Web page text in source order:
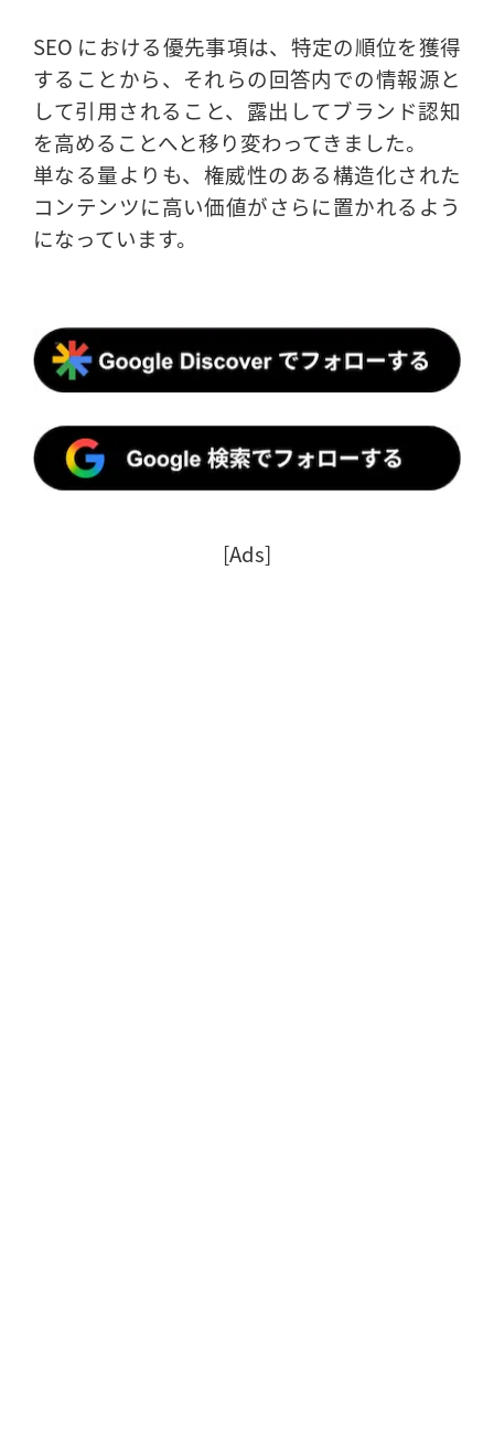
SEO における優先事項は、特定の順位を獲得
することから、それらの回答内での情報源と
して引用されること、露出してブランド認知
を高めることへと移り変わってきました。
単なる量よりも、権威性のある構造化された
コンテンツに高い価値がさらに置かれるよう
になっています。
[Ads]